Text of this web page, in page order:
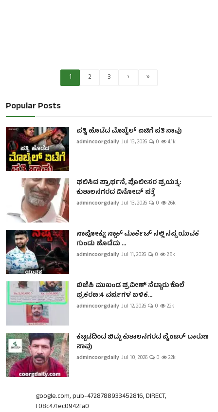
1 2 3 › »
Popular Posts
ಪತ್ನಿ ಹೊಡೆದ ಮೊಬೈಲ್ ಏಟಿಗೆ ಪತಿ ಸಾವು
admincoorgdaily Jul 13, 2026 0 4.1k
ಫಲಿಸಿದ ಪ್ರಾರ್ಥನೆ, ಪೊಲೀಸರ ಪ್ರಯತ್ನ:
ಕುಶಾಲನಗರದ ವಿನೋದ್ ಪತ್ತೆ
admincoorgdaily Jul 13, 2026 0 2.6k
ನಾಪೋಕ್ಲು: ಸ್ಟಾಕ್ ಮಾರ್ಕೆಟ್ ನಲ್ಲಿ ನಷ್ಟ ಯುವಕ
ಗುಂಡು ಹೊಡೆದು ...
admincoorgdaily Jul 11, 2026 0 2.5k
ಬಿಜೆಪಿ ಮುಖಂಡ ಪ್ರವೀಣ್ ನೆಟ್ಟಾರು ಕೊಲೆ
ಪ್ರಕರಣ:4 ವರ್ಷಗಳ ಬಳಿಕ...
admincoorgdaily Jul 12, 2026 0 2.2k
ಕಟ್ಟಡದಿಂದ ಬಿದ್ದು ಕುಶಾಲನಗರದ ಪೈಂಟರ್ ದಾರುಣ
ಸಾವು
admincoorgdaily Jul 10, 2026 0 2.2k
google.com, pub-4728788933452816, DIRECT,
f08c47fec0942fa0